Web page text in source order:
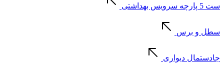
ست 5 پارچه سرویس بهداشتی
سطل و برس
جادستمال دیواری